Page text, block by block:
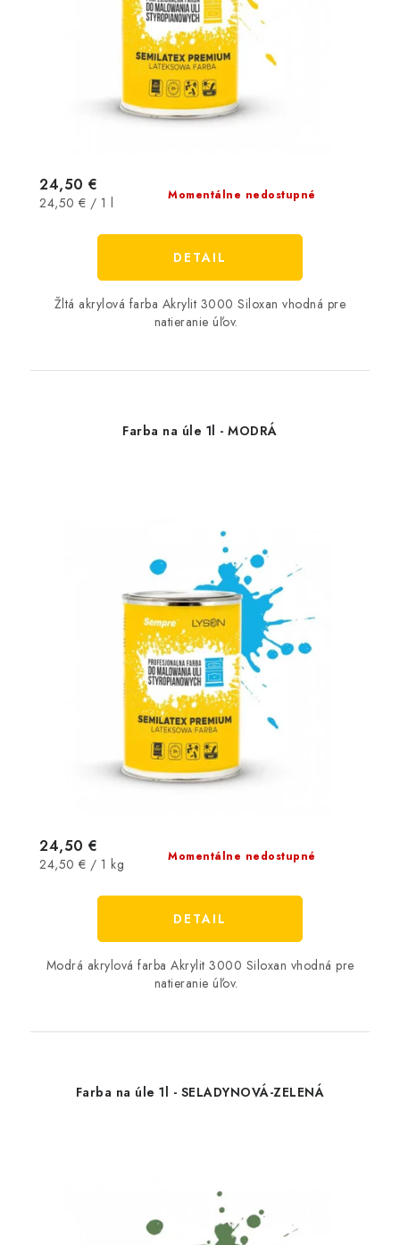
Momentálne nedostupné
24,50 €
Jednotková
24,50 € / 1 l
DETAIL
Žltá akrylová farba Akrylit 3000 Siloxan vhodná pre
natieranie úľov.
Farba na úle 1l - MODRÁ
Momentálne nedostupné
24,50 €
Jednotková
24,50 € / 1 kg
DETAIL
Modrá akrylová farba Akrylit 3000 Siloxan vhodná pre
natieranie úľov.
Farba na úle 1l - SELADYNOVÁ-ZELENÁ